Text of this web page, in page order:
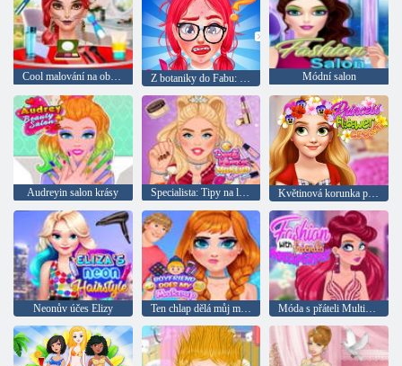
Cool malování na obličej Módní salon
Audreyin salon krásy Specialista: Tipy na líčení Květinová korunka pro princeznu
Neonův účes Elizy Ten chlap dělá můj makeup Móda s přáteli Multiplayer